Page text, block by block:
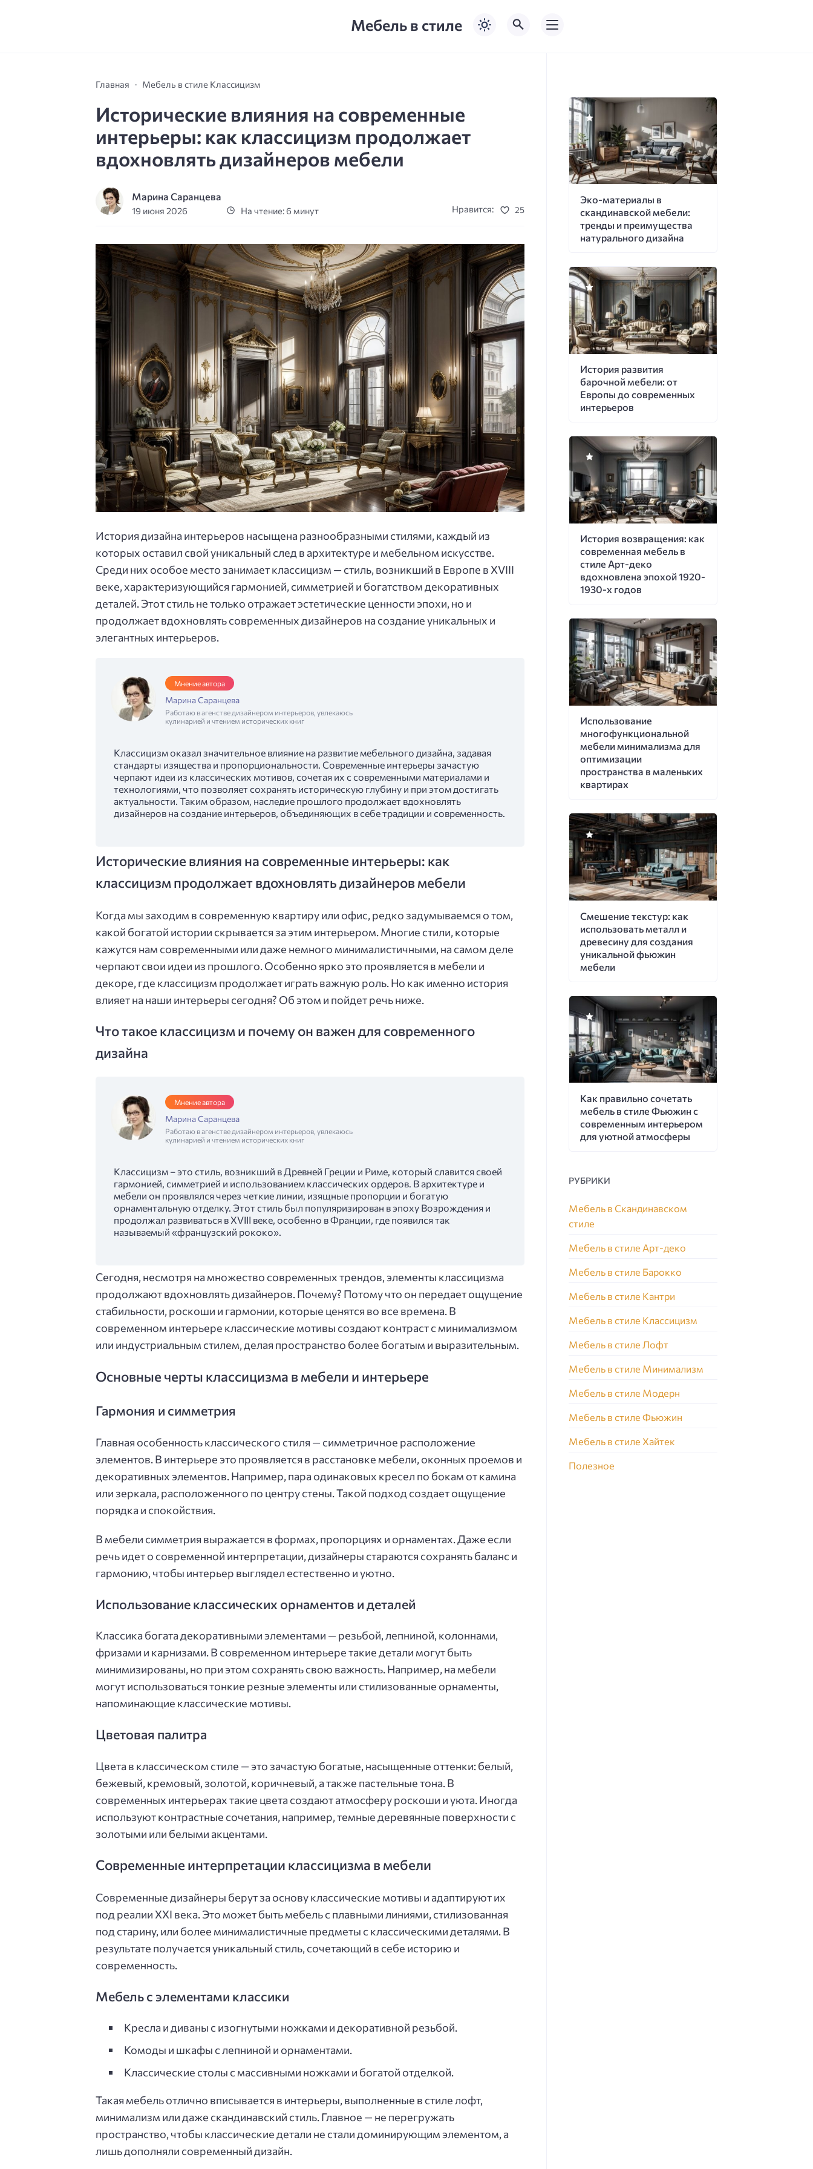
Мебель в стиле
Главная Мебель в стиле Классицизм
Исторические влияния на современные
интерьеры: как классицизм продолжает
вдохновлять дизайнеров мебели
Марина Саранцева
19 июня 2026 На чтение: 6 минут Нравится: 25
История дизайна интерьеров насыщена разнообразными стилями, каждый из
которых оставил свой уникальный след в архитектуре и мебельном искусстве.
Среди них особое место занимает классицизм — стиль, возникший в Европе в XVIII
веке, характеризующийся гармонией, симметрией и богатством декоративных
деталей. Этот стиль не только отражает эстетические ценности эпохи, но и
продолжает вдохновлять современных дизайнеров на создание уникальных и
элегантных интерьеров.
Мнение автора
Марина Саранцева
Работаю в агенстве дизайнером интерьеров, увлекаюсь
кулинарией и чтением исторических книг
Классицизм оказал значительное влияние на развитие мебельного дизайна, задавая
стандарты изящества и пропорциональности. Современные интерьеры зачастую
черпают идеи из классических мотивов, сочетая их с современными материалами и
технологиями, что позволяет сохранять историческую глубину и при этом достигать
актуальности. Таким образом, наследие прошлого продолжает вдохновлять
дизайнеров на создание интерьеров, объединяющих в себе традиции и современность.
Исторические влияния на современные интерьеры: как
классицизм продолжает вдохновлять дизайнеров мебели
Когда мы заходим в современную квартиру или офис, редко задумываемся о том,
какой богатой истории скрывается за этим интерьером. Многие стили, которые
кажутся нам современными или даже немного минималистичными, на самом деле
черпают свои идеи из прошлого. Особенно ярко это проявляется в мебели и
декоре, где классицизм продолжает играть важную роль. Но как именно история
влияет на наши интерьеры сегодня? Об этом и пойдет речь ниже.
Что такое классицизм и почему он важен для современного
дизайна
Мнение автора
Марина Саранцева
Работаю в агенстве дизайнером интерьеров, увлекаюсь
кулинарией и чтением исторических книг
Классицизм – это стиль, возникший в Древней Греции и Риме, который славится своей
гармонией, симметрией и использованием классических ордеров. В архитектуре и
мебели он проявлялся через четкие линии, изящные пропорции и богатую
орнаментальную отделку. Этот стиль был популяризирован в эпоху Возрождения и
продолжал развиваться в XVIII веке, особенно в Франции, где появился так
называемый «французский рококо».
Сегодня, несмотря на множество современных трендов, элементы классицизма
продолжают вдохновлять дизайнеров. Почему? Потому что он передает ощущение
стабильности, роскоши и гармонии, которые ценятся во все времена. В
современном интерьере классические мотивы создают контраст с минимализмом
или индустриальным стилем, делая пространство более богатым и выразительным.
Основные черты классицизма в мебели и интерьере
Гармония и симметрия
Главная особенность классического стиля — симметричное расположение
элементов. В интерьере это проявляется в расстановке мебели, оконных проемов и
декоративных элементов. Например, пара одинаковых кресел по бокам от камина
или зеркала, расположенного по центру стены. Такой подход создает ощущение
порядка и спокойствия.
В мебели симметрия выражается в формах, пропорциях и орнаментах. Даже если
речь идет о современной интерпретации, дизайнеры стараются сохранять баланс и
гармонию, чтобы интерьер выглядел естественно и уютно.
Использование классических орнаментов и деталей
Классика богата декоративными элементами — резьбой, лепниной, колоннами,
фризами и карнизами. В современном интерьере такие детали могут быть
минимизированы, но при этом сохранять свою важность. Например, на мебели
могут использоваться тонкие резные элементы или стилизованные орнаменты,
напоминающие классические мотивы.
Цветовая палитра
Цвета в классическом стиле — это зачастую богатые, насыщенные оттенки: белый,
бежевый, кремовый, золотой, коричневый, а также пастельные тона. В
современных интерьерах такие цвета создают атмосферу роскоши и уюта. Иногда
используют контрастные сочетания, например, темные деревянные поверхности с
золотыми или белыми акцентами.
Современные интерпретации классицизма в мебели
Современные дизайнеры берут за основу классические мотивы и адаптируют их
под реалии XXI века. Это может быть мебель с плавными линиями, стилизованная
под старину, или более минималистичные предметы с классическими деталями. В
результате получается уникальный стиль, сочетающий в себе историю и
современность.
Мебель с элементами классики
Кресла и диваны с изогнутыми ножками и декоративной резьбой.
Комоды и шкафы с лепниной и орнаментами.
Классические столы с массивными ножками и богатой отделкой.
Такая мебель отлично вписывается в интерьеры, выполненные в стиле лофт,
минимализм или даже скандинавский стиль. Главное — не перегружать
пространство, чтобы классические детали не стали доминирующим элементом, а
лишь дополняли современный дизайн.
Эко-материалы в
скандинавской мебели:
тренды и преимущества
натурального дизайна
История развития
барочной мебели: от
Европы до современных
интерьеров
История возвращения: как
современная мебель в
стиле Арт-деко
вдохновлена эпохой 1920-
1930-х годов
Использование
многофункциональной
мебели минимализма для
оптимизации
пространства в маленьких
квартирах
Смешение текстур: как
использовать металл и
древесину для создания
уникальной фьюжин
мебели
Как правильно сочетать
мебель в стиле Фьюжин с
современным интерьером
для уютной атмосферы
РУБРИКИ
Мебель в Скандинавском
стиле
Мебель в стиле Арт-деко
Мебель в стиле Барокко
Мебель в стиле Кантри
Мебель в стиле Классицизм
Мебель в стиле Лофт
Мебель в стиле Минимализм
Мебель в стиле Модерн
Мебель в стиле Фьюжин
Мебель в стиле Хайтек
Полезное